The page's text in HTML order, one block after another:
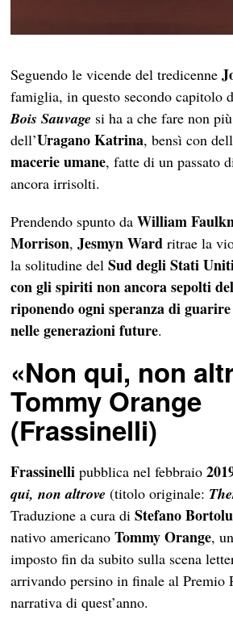
Seguendo le vicende del tredicenne
famiglia, in questo secondo capitolo
Bois Sauvage si ha a che fare non
dell’Uragano Katrina, bensì con
macerie umane, fatte di un passato
ancora irrisolti.
Prendendo spunto daWilliam
Morrison,Jesmyn Ward ritrae la
la solitudine delSud degli Stati
con gli spiriti non ancora sepolti
riponendo ogni speranza di
nelle generazioni future.
«Non qui, non
Tommy Orange
(Frassinelli)
Frassinelli pubblica nel febbraio
qui, non altrove (titolo originale:
Traduzione a cura di Stefano
nativo americanoTommy Orange,
imposto fin da subito sulla scena
arrivando persino in finale al Premio
narrativa di quest’anno.